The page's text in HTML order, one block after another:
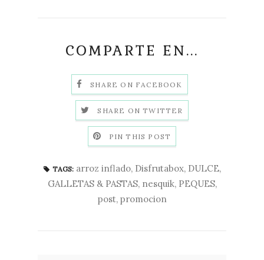
COMPARTE EN...
SHARE ON FACEBOOK
SHARE ON TWITTER
PIN THIS POST
TAGS: arroz inflado, Disfrutabox, DULCE,
GALLETAS & PASTAS, nesquik, PEQUES,
post, promocion